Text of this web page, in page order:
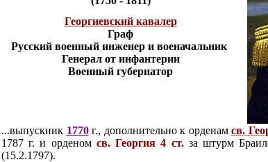
Георгиевский кавалер
Граф
Русский военный инженер и военачальник
Генерал от инфантерии
Военный губернатор
...выпускник 1770г., дополнительно к орденам св.
1787 г. и орденом св. Георгия 4 ст. за штурм
(15.2.1797).